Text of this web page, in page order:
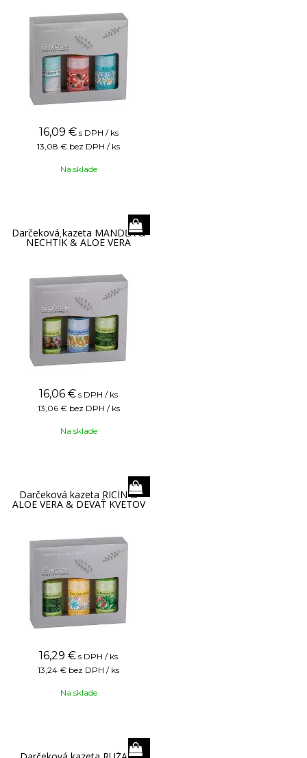
16,09 € s DPH / ks
13,08 € bez DPH / ks
Na sklade
Darčeková kazeta MANDĽA &
NECHTÍK & ALOE VERA
16,06 € s DPH / ks
13,06 € bez DPH / ks
Na sklade
Darčeková kazeta RICÍN &
ALOE VERA & DEVAŤ KVETOV
16,29 € s DPH / ks
13,24 € bez DPH / ks
Na sklade